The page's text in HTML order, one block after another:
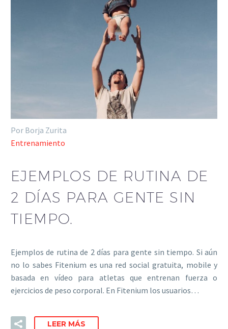
Por Borja Zurita
Entrenamiento
EJEMPLOS DE RUTINA DE
2 DÍAS PARA GENTE SIN
TIEMPO.
Ejemplos de rutina de 2 días para gente sin tiempo. Si aún
no lo sabes Fitenium es una red social gratuita, mobile y
basada en vídeo para atletas que entrenan fuerza o
ejercicios de peso corporal. En Fitenium los usuarios…
LEER MÁS